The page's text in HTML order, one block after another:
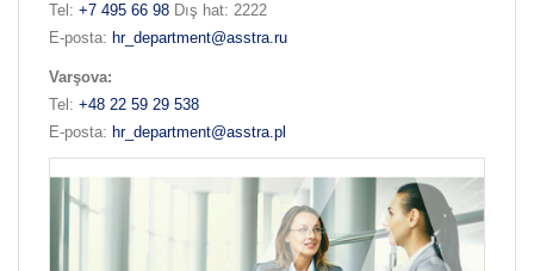
Теl: +7 495 66 98 Dış hat: 2222
E-posta: hr_department@asstra.ru
Varşova:
Теl: +48 22 59 29 538
E-posta: hr_department@asstra.pl